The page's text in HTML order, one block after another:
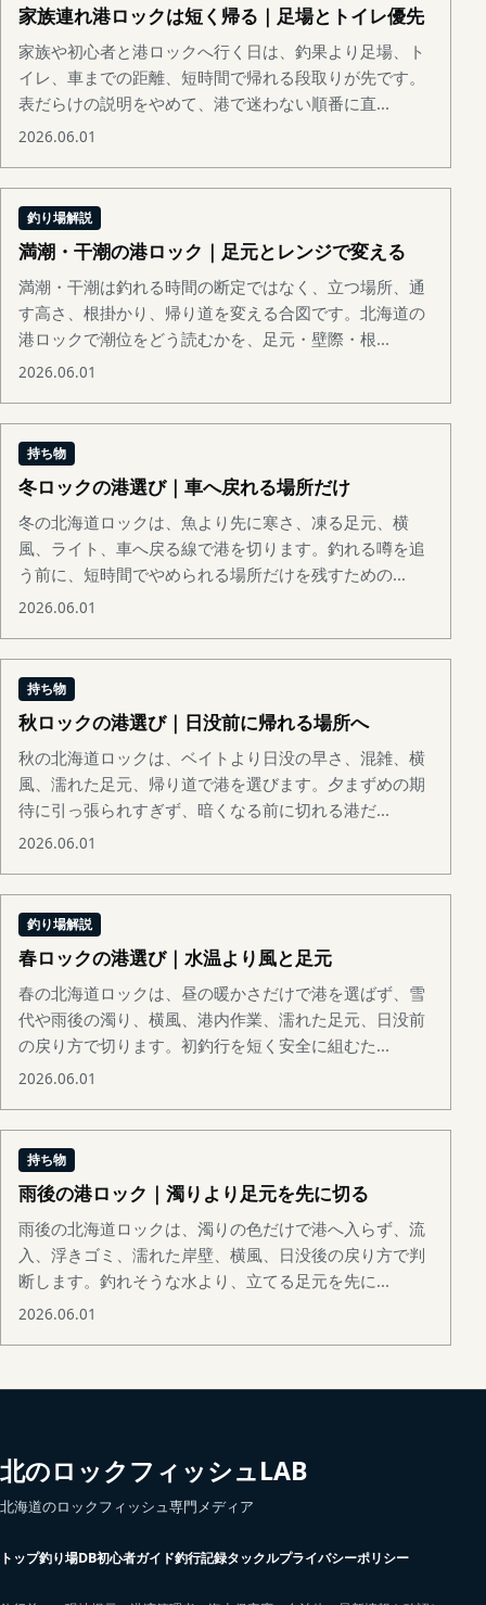
家族連れ港ロックは短く帰る｜足場とトイレ優先
家族や初心者と港ロックへ行く日は、釣果より足場、ト
イレ、車までの距離、短時間で帰れる段取りが先です。
表だらけの説明をやめて、港で迷わない順番に直...
2026.06.01
釣り場解説
満潮・干潮の港ロック｜足元とレンジで変える
満潮・干潮は釣れる時間の断定ではなく、立つ場所、通
す高さ、根掛かり、帰り道を変える合図です。北海道の
港ロックで潮位をどう読むかを、足元・壁際・根...
2026.06.01
持ち物
冬ロックの港選び｜車へ戻れる場所だけ
冬の北海道ロックは、魚より先に寒さ、凍る足元、横
風、ライト、車へ戻る線で港を切ります。釣れる噂を追
う前に、短時間でやめられる場所だけを残すための...
2026.06.01
持ち物
秋ロックの港選び｜日没前に帰れる場所へ
秋の北海道ロックは、ベイトより日没の早さ、混雑、横
風、濡れた足元、帰り道で港を選びます。夕まずめの期
待に引っ張られすぎず、暗くなる前に切れる港だ...
2026.06.01
釣り場解説
春ロックの港選び｜水温より風と足元
春の北海道ロックは、昼の暖かさだけで港を選ばず、雪
代や雨後の濁り、横風、港内作業、濡れた足元、日没前
の戻り方で切ります。初釣行を短く安全に組むた...
2026.06.01
持ち物
雨後の港ロック｜濁りより足元を先に切る
雨後の北海道ロックは、濁りの色だけで港へ入らず、流
入、浮きゴミ、濡れた岸壁、横風、日没後の戻り方で判
断します。釣れそうな水より、立てる足元を先に...
2026.06.01
北のロックフィッシュLAB
北海道のロックフィッシュ専門メディア
トップ釣り場DB初心者ガイド釣行記録タックルプライバシーポリシー